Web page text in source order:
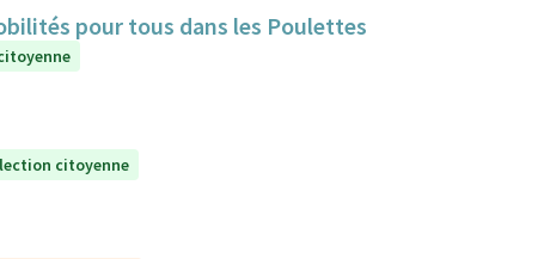
pour tous dans les Poulettes
citoyenne